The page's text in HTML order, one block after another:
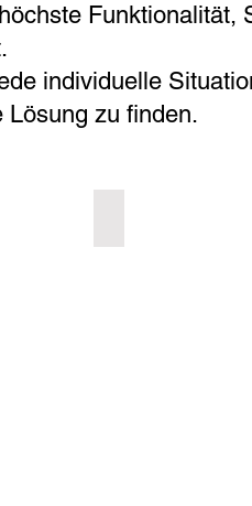
Funktionalität,
individuelle
zu finden.